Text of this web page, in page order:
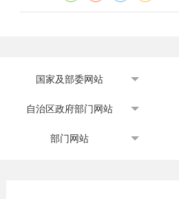
国家及部委网站
自治区政府部门网站
部门网站